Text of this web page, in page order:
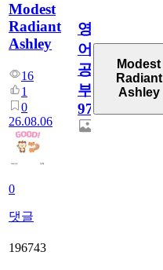
Modest
Radiant
Ashley
16
1
0
26.08.06
0
댓글
영
어
공
부
97
Modest
Radiant
Ashley
196743